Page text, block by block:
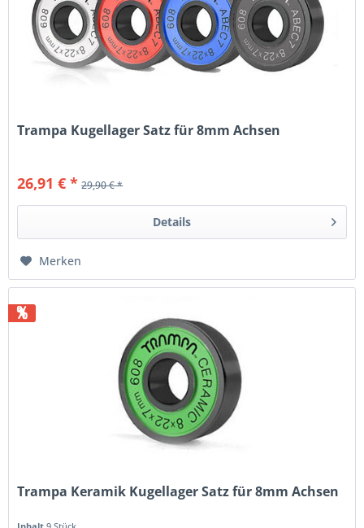
Trampa Kugellager Satz für 8mm Achsen
26,91 € * 29,90 € *
Details
Merken
%
Trampa Keramik Kugellager Satz für 8mm Achsen